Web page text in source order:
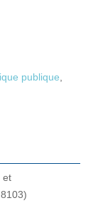
publique,
et